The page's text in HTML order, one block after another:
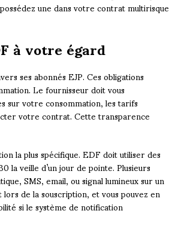
une dans votre contrat multirisque
à votre égard
ses abonnés EJP. Ces obligations
Le fournisseur doit vous
votre consommation, les tarifs
votre contrat. Cette transparence
la plus spécifique. EDF doit utiliser des
veille d’un jour de pointe. Plusieurs
SMS, email, ou signal lumineux sur un
de la souscription, et vous pouvez en
si le système de notification